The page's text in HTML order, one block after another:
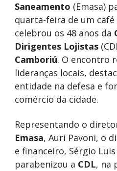
Saneamento (Emasa)
quarta-feira de um café
celebrou os 48 anos da
Dirigentes Lojistas
Camboriú. O encontro
lideranças locais,
entidade na defesa e
comércio da cidade.
Representando o
Emasa, Auri Pavoni, o
e financeiro, Sérgio Luis
parabenizou a CDL, na